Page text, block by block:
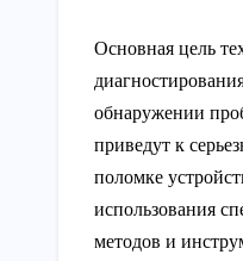
Основная цель
обнаружении
приведут к
поломке
использования
методов и